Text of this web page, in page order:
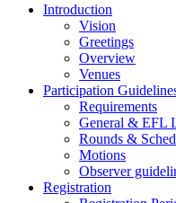
Introduction
Vision
Greetings
Overview
Venues
Participation
Requirements
General & EFL
Rounds &
Motions
Observer
Registration